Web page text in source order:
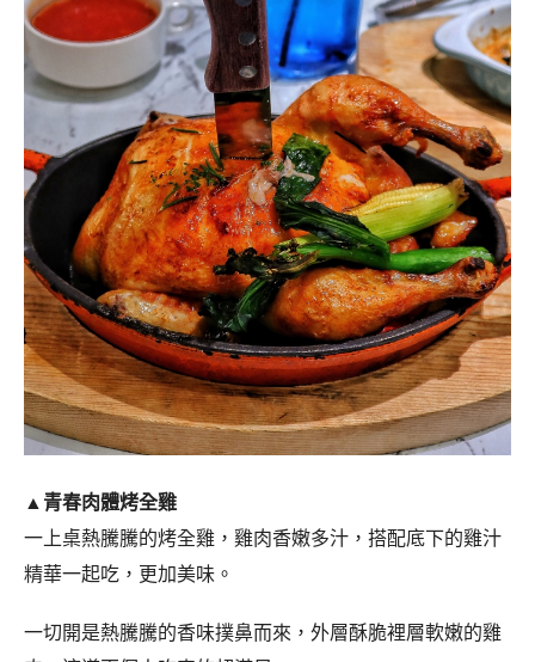
▲青春肉體烤全雞
一上桌熱騰騰的烤全雞，雞肉香嫩多汁，搭配底下的雞汁
精華一起吃，更加美味。
一切開是熱騰騰的香味撲鼻而來，外層酥脆裡層軟嫩的雞